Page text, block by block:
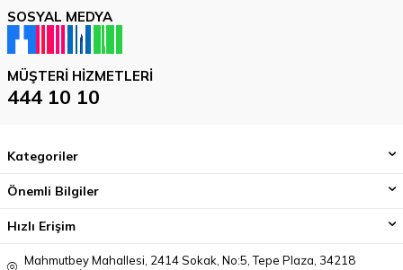
SOSYAL MEDYA
MÜŞTERI HIZMETLERI
444 10 10
Kategoriler
Önemli Bilgiler
Hızlı Erişim
Mahmutbey Mahallesi, 2414 Sokak, No:5, Tepe Plaza, 34218